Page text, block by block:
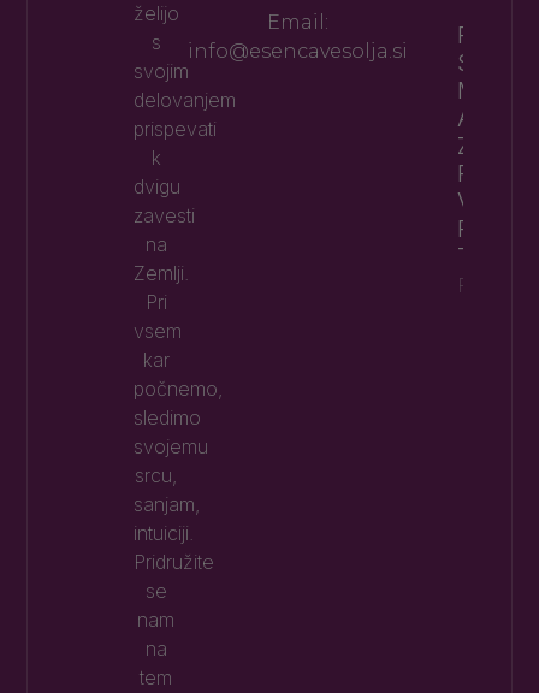
želijo
s
svojim
delovanjem
prispevati
k
dvigu
zavesti
na
Zemlji.
Pri
vsem
kar
počnemo,
sledimo
svojemu
srcu,
sanjam,
intuiciji.
Pridružite
se
nam
na
tem
Email:
info@esencavesolja.si
RAPÉ –
ZAKAJ
TUDI
Preberi